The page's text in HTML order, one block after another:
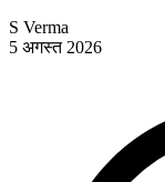
S Verma
5 अगस्त 2026